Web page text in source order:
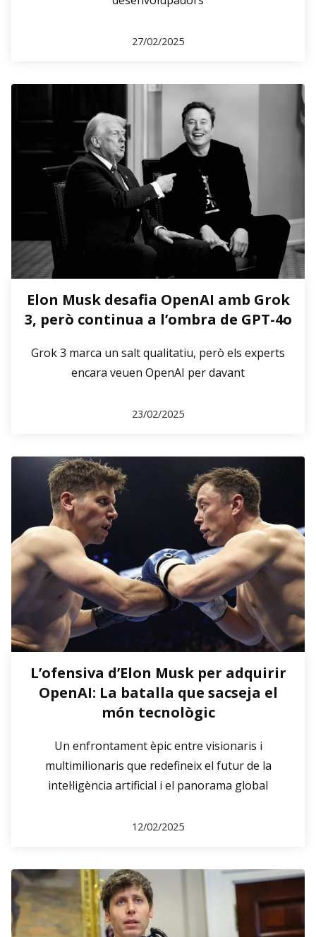
27/02/2025
Elon Musk desafia OpenAI amb Grok
3, però continua a l’ombra de GPT-4o
Grok 3 marca un salt qualitatiu, però els experts
encara veuen OpenAI per davant
23/02/2025
L’ofensiva d’Elon Musk per adquirir
OpenAI: La batalla que sacseja el
món tecnològic
Un enfrontament èpic entre visionaris i
multimilionaris que redefineix el futur de la
intel·ligència artificial i el panorama global
12/02/2025